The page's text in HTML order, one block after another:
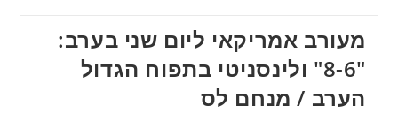
מעורב אמריקאי ליום שני בערב:
"8-6" ולינסניטי בתפוח הגדול
הערב / מנחם לס